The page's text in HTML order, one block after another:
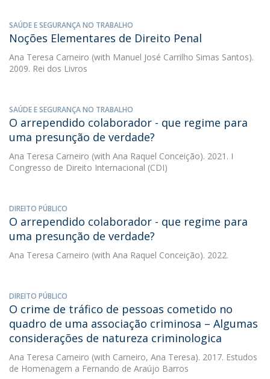
SAÚDE E SEGURANÇA NO TRABALHO
Noções Elementares de Direito Penal
Ana Teresa Carneiro (with Manuel José Carrilho Simas Santos).
2009. Rei dos Livros
SAÚDE E SEGURANÇA NO TRABALHO
O arrependido colaborador - que regime para
uma presunção de verdade?
Ana Teresa Carneiro (with Ana Raquel Conceição). 2021. I
Congresso de Direito Internacional (CDI)
DIREITO PÚBLICO
O arrependido colaborador - que regime para
uma presunção de verdade?
Ana Teresa Carneiro (with Ana Raquel Conceição). 2022.
DIREITO PÚBLICO
O crime de tráfico de pessoas cometido no
quadro de uma associação criminosa – Algumas
considerações de natureza criminologica
Ana Teresa Carneiro (with Carneiro, Ana Teresa). 2017. Estudos
de Homenagem a Fernando de Araújo Barros